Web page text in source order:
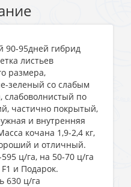
90-95дней гибрид
листьев
размера,
зеленый со слабым
слабоволнистый по
частично покрытый,
и внутренняя
кочана 1,9-2,4 кг,
и отличный.
ц/га, на 50-70 ц/га
и Подарок.
630 ц/га